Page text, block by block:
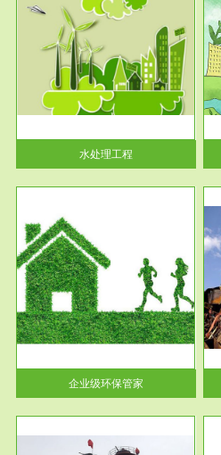
水处理工程
服务范围
园区环保管家
2016 年 4 月，环保部下发《关
于积极发挥环境保护作用促进供
给侧结...
企业级环保管家
服务范围
固体危险废物处理
固体废物解释：固体废物是指人
们在生产建设、日常生活和其他
活动中...